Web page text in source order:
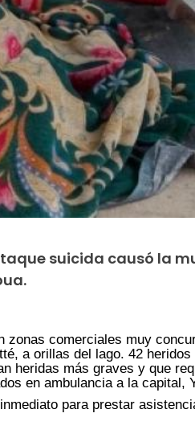
suicida causó la
comerciales muy
a orillas del lago. 42
heridas más graves y que
en ambulancia a la capital,
para prestar